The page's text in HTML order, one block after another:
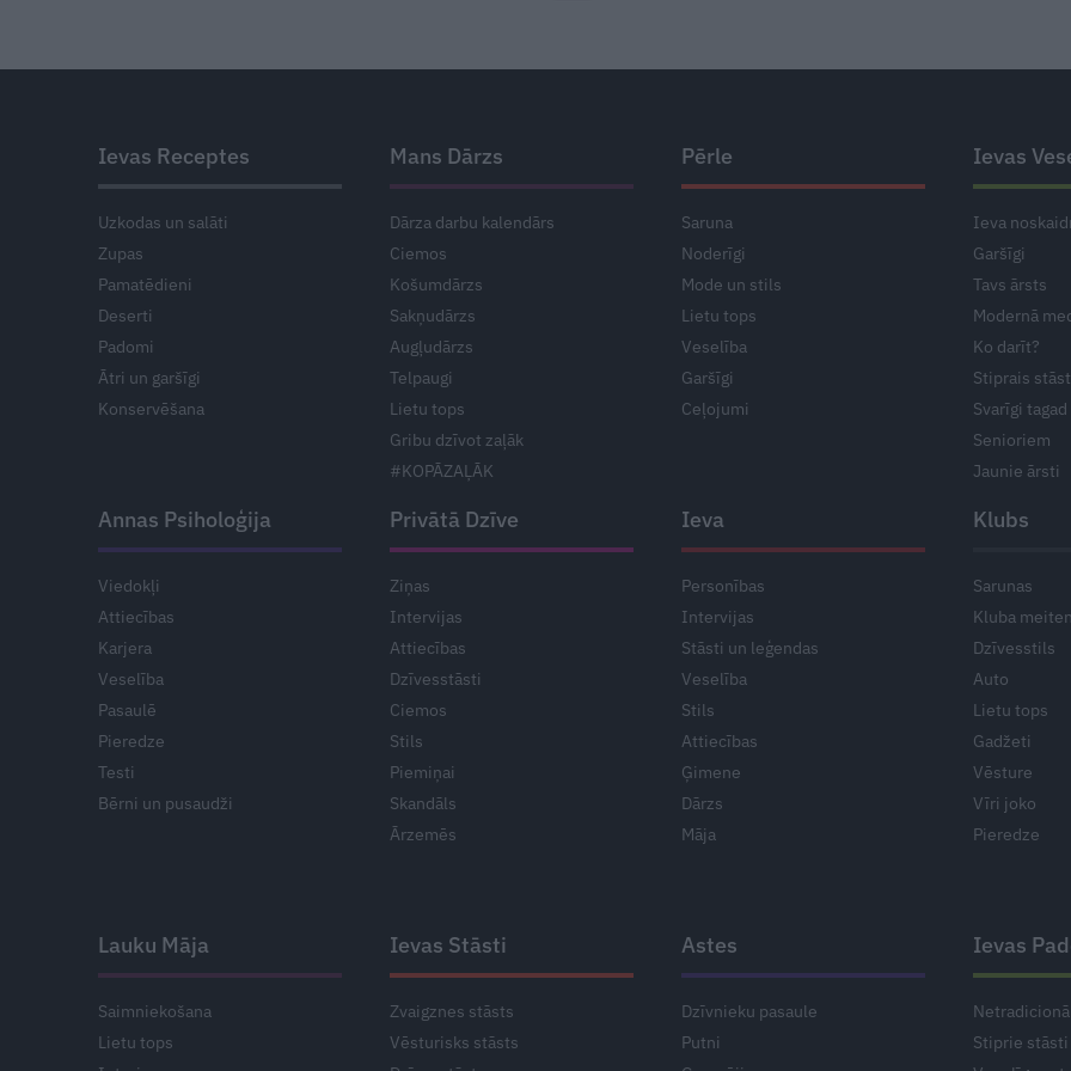
Ievas Receptes
Uzkodas un salāti
Zupas
Pamatēdieni
Deserti
Padomi
Ātri un garšīgi
Konservēšana
Mans Dārzs
Dārza darbu kalendārs
Ciemos
Košumdārzs
Sakņudārzs
Augļudārzs
Telpaugi
Lietu tops
Gribu dzīvot zaļāk
#KOPĀZAĻĀK
Pērle
Saruna
Noderīgi
Mode un stils
Lietu tops
Veselība
Garšīgi
Ceļojumi
Ievas
Ieva
Garšīgi
Tavs ārsts
Modernā
Ko darīt?
Stiprais
Svarīgi tagad
Senioriem
Jaunie ārsti
Annas Psiholoģija
Viedokļi
Attiecības
Karjera
Veselība
Pasaulē
Pieredze
Testi
Bērni un pusaudži
Privātā Dzīve
Ziņas
Intervijas
Attiecības
Dzīvesstāsti
Ciemos
Stils
Piemiņai
Skandāls
Ārzemēs
Ieva
Personības
Intervijas
Stāsti un leģendas
Veselība
Stils
Attiecības
Ģimene
Dārzs
Māja
Klubs
Sarunas
Kluba
Dzīvesstils
Auto
Lietu tops
Gadžeti
Vēsture
Vīri joko
Pieredze
Lauku Māja
Saimniekošana
Lietu tops
Ievas Stāsti
Zvaigznes stāsts
Vēsturisks stāsts
Astes
Dzīvnieku pasaule
Putni
Ievas
Stiprie stāsti